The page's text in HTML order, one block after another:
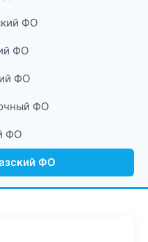
ФО
ФО
ФО
ФО
ФО
ФО